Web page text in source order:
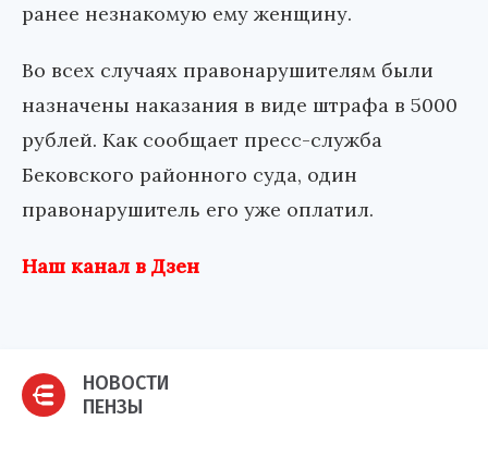
ранее незнакомую ему женщину.
Во всех случаях правонарушителям были
назначены наказания в виде штрафа в 5000
рублей. Как сообщает пресс-служба
Бековского районного суда, один
правонарушитель его уже оплатил.
Наш канал в Дзен
НОВОСТИ
ПЕНЗЫ